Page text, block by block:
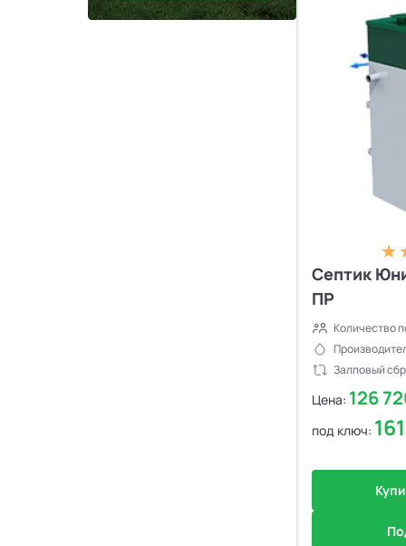
Септики Ново Эко 4
По убыванию
Септик
ПР
Количество
Залповый
Цена: 126
под ключ: